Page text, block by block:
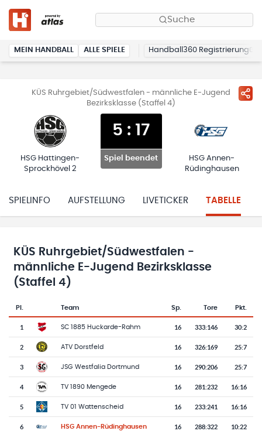
Suche
MEIN HANDBALL ALLE SPIELE Handball360 Registrierung
KÜS Ruhrgebiet/Südwestfalen - männliche E-Jugend
Bezirksklasse (Staffel 4)
HSG Hattingen-
Sprockhövel 2
5 : 17
Spiel beendet
HSG Annen-
Rüdinghausen
SPIELINFO AUFSTELLUNG LIVETICKER TABELLE
KÜS Ruhrgebiet/Südwestfalen -
männliche E-Jugend Bezirksklasse
(Staffel 4)
Tabelle mit Vereinsplatzierungen, Spielen, Toren und Punkten
Pl.
Team-Logo
Team Sp. Tore Pkt.
1 SC 1885 Huckarde-Rahm 16 333:146 30:2
2 ATV Dorstfeld 16 326:169 25:7
3 JSG Westfalia Dortmund 16 290:206 25:7
4 TV 1890 Mengede 16 281:232 16:16
5 TV 01 Wattenscheid 16 233:241 16:16
6 HSG Annen-Rüdinghausen 16 288:322 10:22